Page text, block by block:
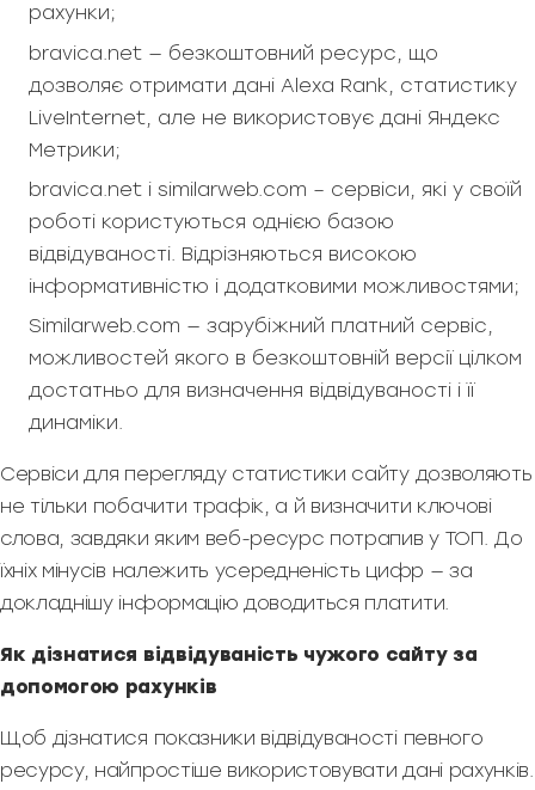
рахунки;
bravica.net — безкоштовний ресурс, що
дозволяє отримати дані Alexa Rank, статистику
LiveInternet, але не використовує дані Яндекс
Метрики;
bravica.net і similarweb.com – сервіси, які у своїй
роботі користуються однією базою
відвідуваності. Відрізняються високою
інформативністю і додатковими можливостями;
Similarweb.com — зарубіжний платний сервіс,
можливостей якого в безкоштовній версії цілком
достатньо для визначення відвідуваності і її
динаміки.
Сервіси для перегляду статистики сайту дозволяють
не тільки побачити трафік, а й визначити ключові
слова, завдяки яким веб-ресурс потрапив у ТОП. До
їхніх мінусів належить усередненість цифр — за
докладнішу інформацію доводиться платити.
Як дізнатися відвідуваність чужого сайту за
допомогою рахунків
Щоб дізнатися показники відвідуваності певного
ресурсу, найпростіше використовувати дані рахунків.